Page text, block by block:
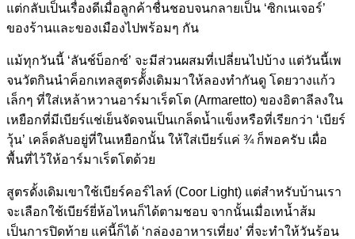
แต่กลับเป็นเรื่องดีเมื่อลูกค้าชื่นชอบจนกลายเป็น ‘ซิกเนเจอร์’
ของร้านและของเมืองไปพร้อมๆ กัน
แม้ทุกวันนี้ ‘ลันช์บ็อกซ์’ จะมีส่วนผสมที่เปลี่ยนไปบ้าง แต่วันนี้เพ
จนวัตกินนำค็อกเทลสูตรดัั้งเดิมมาให้ลองทำกันดู โดยวางแก้ว
เล็กๆ ที่ใส่เหล้าหวานอาร์มาเร็ตโต (Armaretto) ของอิตาลีลงใน
เหยือกที่มีเบียร์แช่เย็นจัดจนเป็นเกล็ดน้ำแข็งหรือที่เรียกว่า ‘เบียร์
วุ้น’ เคล็ดลับอยู่ที่ในเหยือกนั้น ให้ใส่เบียร์แค่ ¾ ก็พอครับ เผื่อ
พื้นที่ไว้ให้อาร์มาเร็ตโตด้วย
สูตรดั้งเดิมเขาใช้เบียร์คอร์ไลท์ (Coor Light) แต่สำหรับบ้านเรา
จะเลือกใช้เบียร์ยี่ห้อไหนก็ได้ตามชอบ จากนั้นเมื่อเทน้ำส้ม
เป็นการปิดท้าย แค่นี้ก็ได้ ‘กล่องอาหารเที่ยง’ ที่จะทำให้วันร้อน